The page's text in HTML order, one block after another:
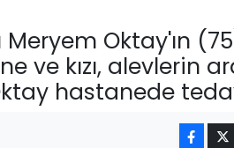
Oktay'ın
ve kızı, alevlerin
hastanede